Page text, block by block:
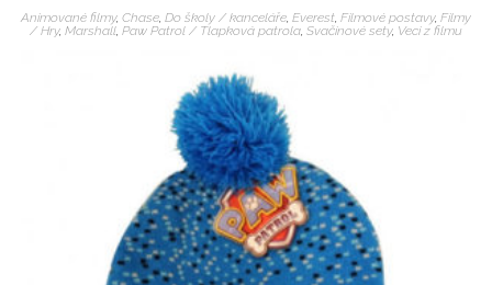
Animované filmy, Chase Do školy / kanceláře Everest Filmové postavy, Filmy
/ Hry, Marshall Paw Patrol / Tlapková patrola Svačinové sety, Veci z filmu